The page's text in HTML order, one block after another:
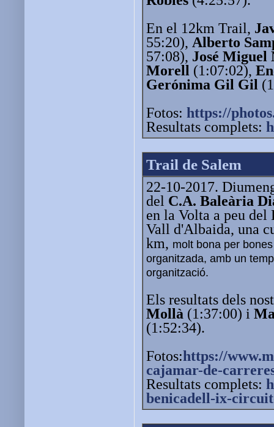
En el 12km Trail,
55:20), Alberto
57:08), José Miguel
Morell (1:07:02),
Gerónima Gil Gil
Fotos: https://
Resultats complets:
Trail de Salem
22-10-2017.
del C.A. Baleària
en la Volta a peu del
Vall d'Albaida, una
km, molt bona per
organitzada, amb un
organització.
Els resultats dels
Mollà (1:37:00) i
(1:52:34).
Fotos:https://
cajamar-de-
Resultats complets:
benicadell-ix-